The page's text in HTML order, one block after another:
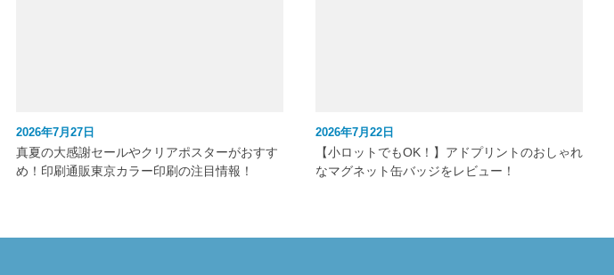
2026年7月27日
真夏の大感謝セールやクリアポスターがおすす
め！印刷通販東京カラー印刷の注目情報！
2026年7月22日
【小ロットでもOK！】アドプリントのおしゃれ
なマグネット缶バッジをレビュー！